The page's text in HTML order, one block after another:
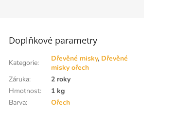
Doplňkové parametry
Kategorie: Dřevěné misky, Dřevěné
misky ořech
Záruka:
2 roky
Hmotnost:
1 kg
Barva: Ořech